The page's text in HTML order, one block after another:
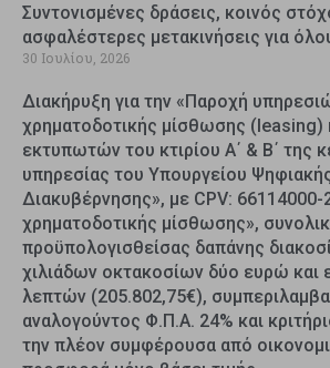
Συντονισμένες δράσεις, κοινός
ασφαλέστερες μετακινήσεις για
30 Ιουλίου, 2026
Διακήρυξη για την «Παροχή
χρηματοδοτικής μίσθωσης (leasing)
εκτυπωτών του κτιρίου Α΄ & Β΄ της
υπηρεσίας του Υπουργείου
Διακυβέρνησης», με CPV: 66114000-
χρηματοδοτικής μίσθωσης»,
προϋπολογισθείσας δαπάνης
χιλιάδων οκτακοσίων δύο ευρώ και
λεπτών (205.802,75€),
αναλογούντος Φ.Π.Α. 24% και
την πλέον συμφέρουσα από